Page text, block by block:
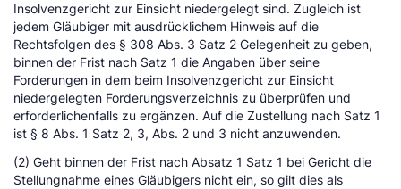
Insolvenzgericht zur Einsicht niedergelegt sind. Zugleich ist
jedem Gläubiger mit ausdrücklichem Hinweis auf die
Rechtsfolgen des § 308 Abs. 3 Satz 2 Gelegenheit zu geben,
binnen der Frist nach Satz 1 die Angaben über seine
Forderungen in dem beim Insolvenzgericht zur Einsicht
niedergelegten Forderungsverzeichnis zu überprüfen und
erforderlichenfalls zu ergänzen. Auf die Zustellung nach Satz 1
ist § 8 Abs. 1 Satz 2, 3, Abs. 2 und 3 nicht anzuwenden.
(2) Geht binnen der Frist nach Absatz 1 Satz 1 bei Gericht die
Stellungnahme eines Gläubigers nicht ein, so gilt dies als